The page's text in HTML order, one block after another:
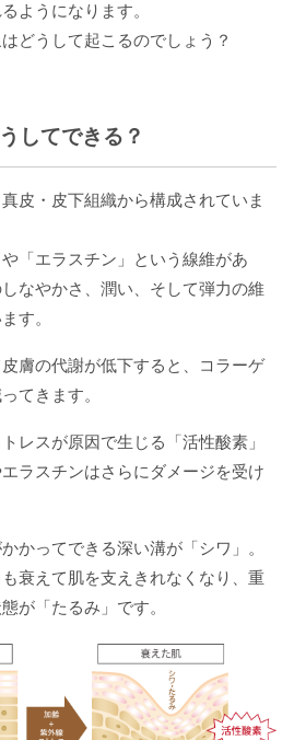
ようになります。
どうして起こるのでしょう？
してできる？
皮・皮下組織から構成されていま
「エラスチン」という線維があ
なやかさ、潤い、そして弾力の維
す。
膚の代謝が低下すると、コラーゲ
てきます。
レスが原因で生じる「活性酸素」
ラスチンはさらにダメージを受け
かってできる深い溝が「シワ」。
衰えて肌を支えきれなくなり、重
が「たるみ」です。